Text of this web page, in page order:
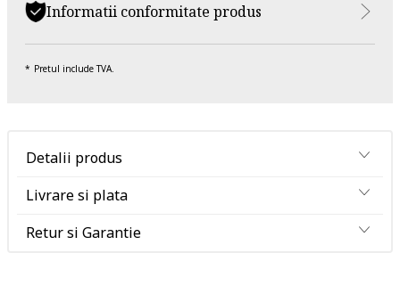
Informatii conformitate produs
Pretul include TVA.
Detalii produs
Livrare si plata
Retur si Garantie